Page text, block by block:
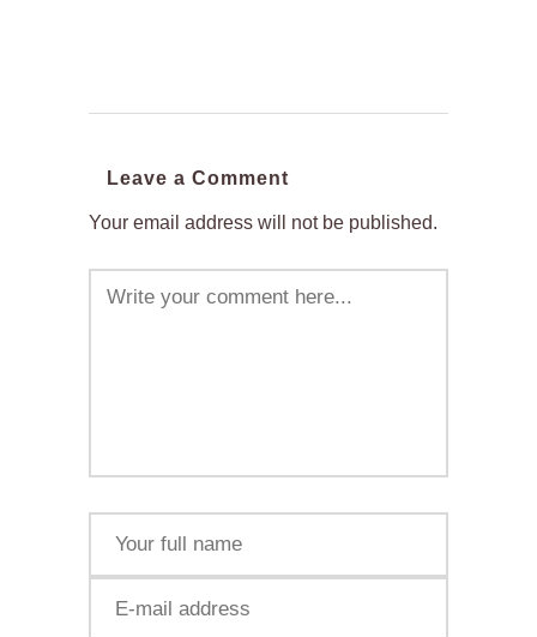
Leave a Comment
Your email address will not be published.